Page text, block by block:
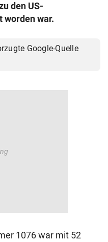
den US-
war.
Google-Quelle
1076 war mit 52